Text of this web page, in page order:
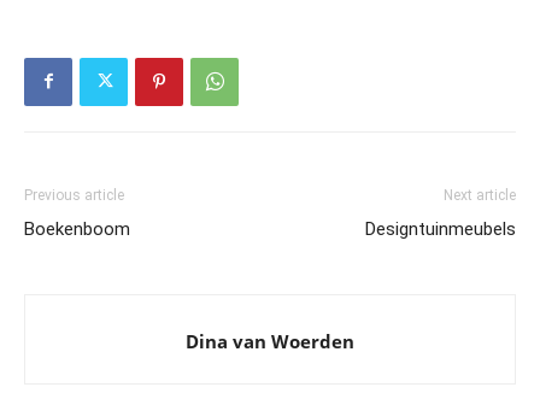
Previous article
Boekenboom
Next article
Designtuinmeubels
Dina van Woerden